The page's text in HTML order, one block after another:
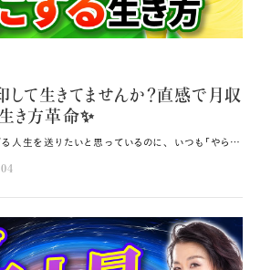
して生きてませんか？直感で月収
き方革命✨
大好きなことだけで稼げる人生を送りたいと思っているのに、 いつも「やらなければならないこと」に追われる毎日を過ごしていませんか？ 実は、目標設定の原理原則を理解するだけで、人生は劇的に変わります⭐ 今回は、大好きなことだけで稼げるようになるための6つのステップをご紹介します🌈 その方法はコレ！！ 現在嫌だと思っていること、あるいは嫌ではないけれど「やらなければ」と義務感でやっていることは何か、書き出してください。 本気で考えて「こうなりたい」というビジョンを明確にしましょう。 家と心の断捨離を行い、波動を上げてください。 元動画（YouTube）：『好きなことを封印して生きてませんか？直感で月収100万円超える生き方の革命✨ （第1929回）』 現在地と目的地を設定する 大好きなことだけで稼げるようになるには、目標達成の原理原則を理解することが重要です🌿 現在値を理解して目的地を設定することでcが現れます。 GoogleMapが最も分かりやすい例です。 目標設定しているのに達成できない理由は、現在値の確認と目的地設定を忘れているだけです🌏 現在値が分からないまま「なんとかなるだろう」とスタートしても、 最短ルートが明確でないため達成できません。 目標が曖昧だったり、いつも変わってしまう状態でも目標は叶わないので、 現在値と目標値を必ず設定することが重要です。 ステップ❶嫌なことや義務感でやっていることを書き出す ここから、大好きなことだけで稼げるようになるための6ステップをお伝えしていきます。 まずは現在嫌だと思っていること、あるいは嫌ではないけれど 「やらなければ」と義務感でやっていることは何か、書き出してください📝 これが把握できないと、大好きなことだけで自由に稼げるところまで自分を導くことができません。 今の状況で何が変わったら嬉しいのか。 「やらないで済むならやりたくない」という気持ちがあるものをまず書き出しましょう✍️ 私の経験を振り返ると、10年前は請求書の作成など得意でないこともやる必要があったため、 「やらなければいけない」ことが多い状態でした。 このような義務感から解放されることが、人生の大きな転機となり、 大好きなことだけで稼げるようになっていきました。 ステップ❷自分の理想を本気で考え整理する 次はどのような状態が理想なのかを整理してください。 本気で考えて「こうなりたい」というビジョンを明確にすることが大切です🎀 理想を明確にする作業は、自分の脳内を「できる」状態に導くことでもあります。 この後の断捨離で波動を上げて、未来瞑想でエネルギーを送り込んでいくための土台となる 重要なステップです。 ステップ❸家と心の断捨離を行う 家と心の断捨離を行い、波動を上げていきましょう🏠 家の中に使わないものや古いエネルギーが溜まっている状態は、波動を下げる原因となります。 ワクワクしないものは重たいエネルギーに変化しています。 ときめかないものを「もったいないから」と取っておくことは、想像以上に重い負担となります。 難しく考える必要はありません。「これは古い、これは違う」と感じた瞬間に、感謝して処分してください。 心の断捨離では、当たり前ゼロ感謝®で波動を上げます。 物・人・自分に対して今の100倍感謝することが効果的です💖 そして360度許しを実践してください。 これは「許します」と何度も繰り返すことです。 許さないことは古いものにしがみつくのと同じで、脳が未来に向かえなくなります。 「許します、許します、許します」と繰り返すことで、心がどんどん緩んでいくのです。 このように断捨離を行うと波動が上がり、宇宙からのサポートを受けやすくなります。 ステップ❹書いた内容をビジュアル化する 書いた理想を毎日できる限りビジュアル化してください💐 具体化するほど実現に近づきます。 未来のゼロポイントフィールドに、過去の「どうしてこうなったのか」ではなく、 未来の「こうしていきたい、こんな風になったら嬉しい」という願いを送ると、 そこにエネルギーが集まり、意識が向くため、それが現実化します。 意識するから存在するという原理によって、向こうから呼ばれるようになります💎 これが閃きです。 「これをしたらいいかも」「あそこに行ったらいいかも」「これを食べたらいいかも」 「この洋服を着たらいいかも」と次々に閃くようになります。 ステップ❺ひらめいたら5秒で行動する そして、ひらめいた瞬間に5秒で行動してください🪻 必ず行動を取ることが重要です。 未来から呼ばれているのに行動しないと、想像以上に宇宙の応援が止まってしまいます。 この直感と即行動の組み合わせが、大好きなことで稼げるようになるための重要な鍵なのです。 ステップ❻ワクワクだけで毎日判断して生きる ワクワクで全ての判断をして生きることが極めて重要です💫 これまでの5つのステップで土台を整えたからこそ、この最後のステップが真の威力を発揮します。 今回お伝えした手順は、バシャールの手順以上に早く実現します。 バシャールのワクワクだけで毎日判断して生きる方法でも最終的には到達できますが、 一気に断捨離（家と心）を行い、理想を書き出し、嫌なことをきっかけとして書き出すことで、 早い人は1日で変化を実感できます。 つまり、これまでのステップで現在値の把握、義務感の洗い出し、理想の明確化、 断捨離による波動アップ、直感への即行動という土台を作ったからこそ、 ワクワクでの判断が極めて精度の高いものになります🎁 大好きなことだけで稼げるようになる6ステップをしっかり実践すれば、 早い人は1ヶ月から半年で好きなだけ稼げる状態に切り替わります。 「今日の6ステップですぐ行ける」と自分で決めることで、大好きなことで生きる人生が始まるのです💗 6つのステップで現在地から理想の目的地への最短ルートを描き、 大好きなことだけで月収100万円を超える人生へと一気に切り替えてくださいね！ まとめ 書いた理想を毎日できる限りビジュアル化してください。 必ず行動を取ることが重要なので、ひらめいた瞬間に5秒で行動しましょう。 ワクワクで全ての判断をして生きることが極めて重要です。